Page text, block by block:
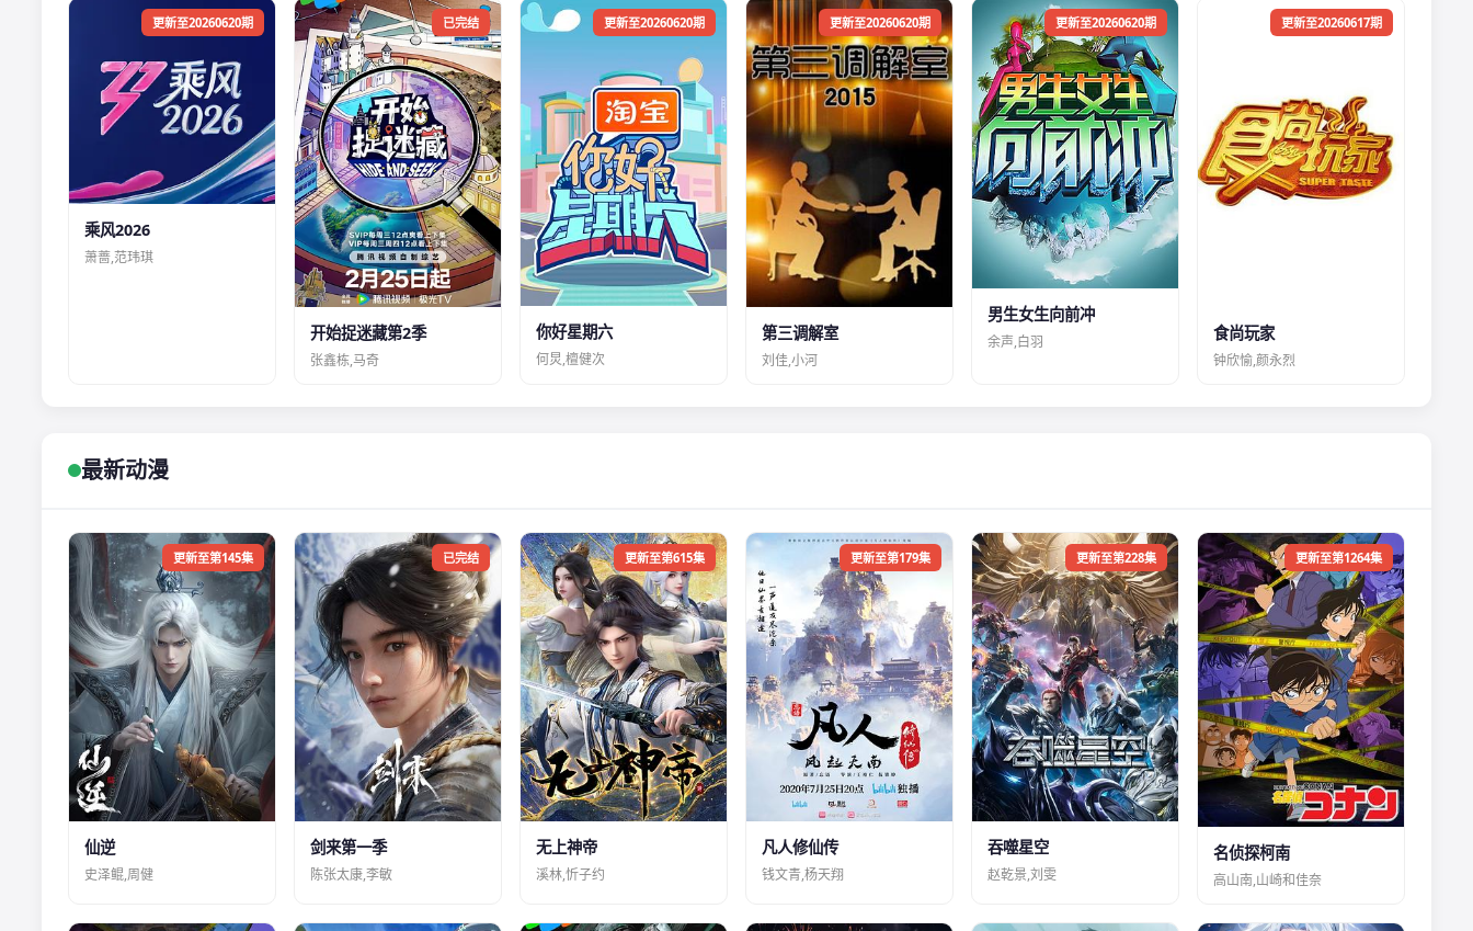
更新至20260620期
乘风2026
萧蔷,范玮琪
已完结
开始捉迷藏第2季
张鑫栋,马奇
更新至20260620期
你好星期六
何炅,檀健次
更新至20260620期
第三调解室
刘佳,小河
更新至20260620期
男生女生向前冲
余声,白羽
更新至20260617期
食尚玩家
钟欣愉,颜永烈
最新动漫
更新至第145集
仙逆
史泽鲲,周健
已完结
剑来第一季
陈张太康,李敏
更新至第615集
无上神帝
溪林,忻子约
更新至第179集
凡人修仙传
钱文青,杨天翔
更新至第228集
吞噬星空
赵乾景,刘雯
更新至第1264集
名侦探柯南
高山南,山崎和佳奈